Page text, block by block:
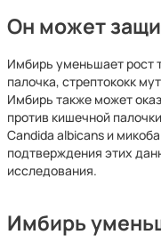
Он может
Имбирь уменьшает рост
палочка, стрептококк
Имбирь также может
против кишечной
Candida albicans и
подтверждения этих
исследования.
Имбирь